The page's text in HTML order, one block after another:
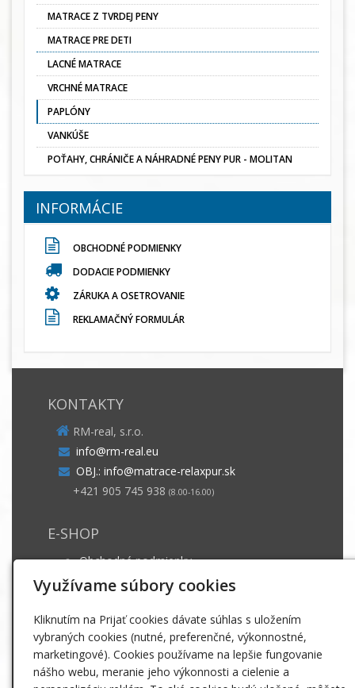
MATRACE Z TVRDEJ PENY
MATRACE PRE DETI
LACNÉ MATRACE
VRCHNÉ MATRACE
PAPLÓNY
VANKÚŠE
POŤAHY, CHRÁNIČE A NÁHRADNÉ PENY PUR - MOLITAN
INFORMÁCIE
OBCHODNÉ PODMIENKY
DODACIE PODMIENKY
ZÁRUKA A OSETROVANIE
REKLAMAČNÝ FORMULÁR
KONTAKTY
RM-real, s.r.o.
info@rm-real.eu
OBJ.: info@matrace-relaxpur.sk
+421 905 745 938 (8.00-16.00)
E-SHOP
Obchodné podmienky
Dodacie podmienky
Záruka a ošetrovanie
GDPR
INFO
Využívame súbory cookies
Kliknutím na Prijať cookies dávate súhlas s uložením
vybraných cookies (nutné, preferenčné, výkonnostné,
marketingové). Cookies používame na lepšie fungovanie
nášho webu, meranie jeho výkonnosti a cielenie a